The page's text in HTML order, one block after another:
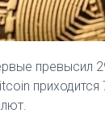
превысил
приходится